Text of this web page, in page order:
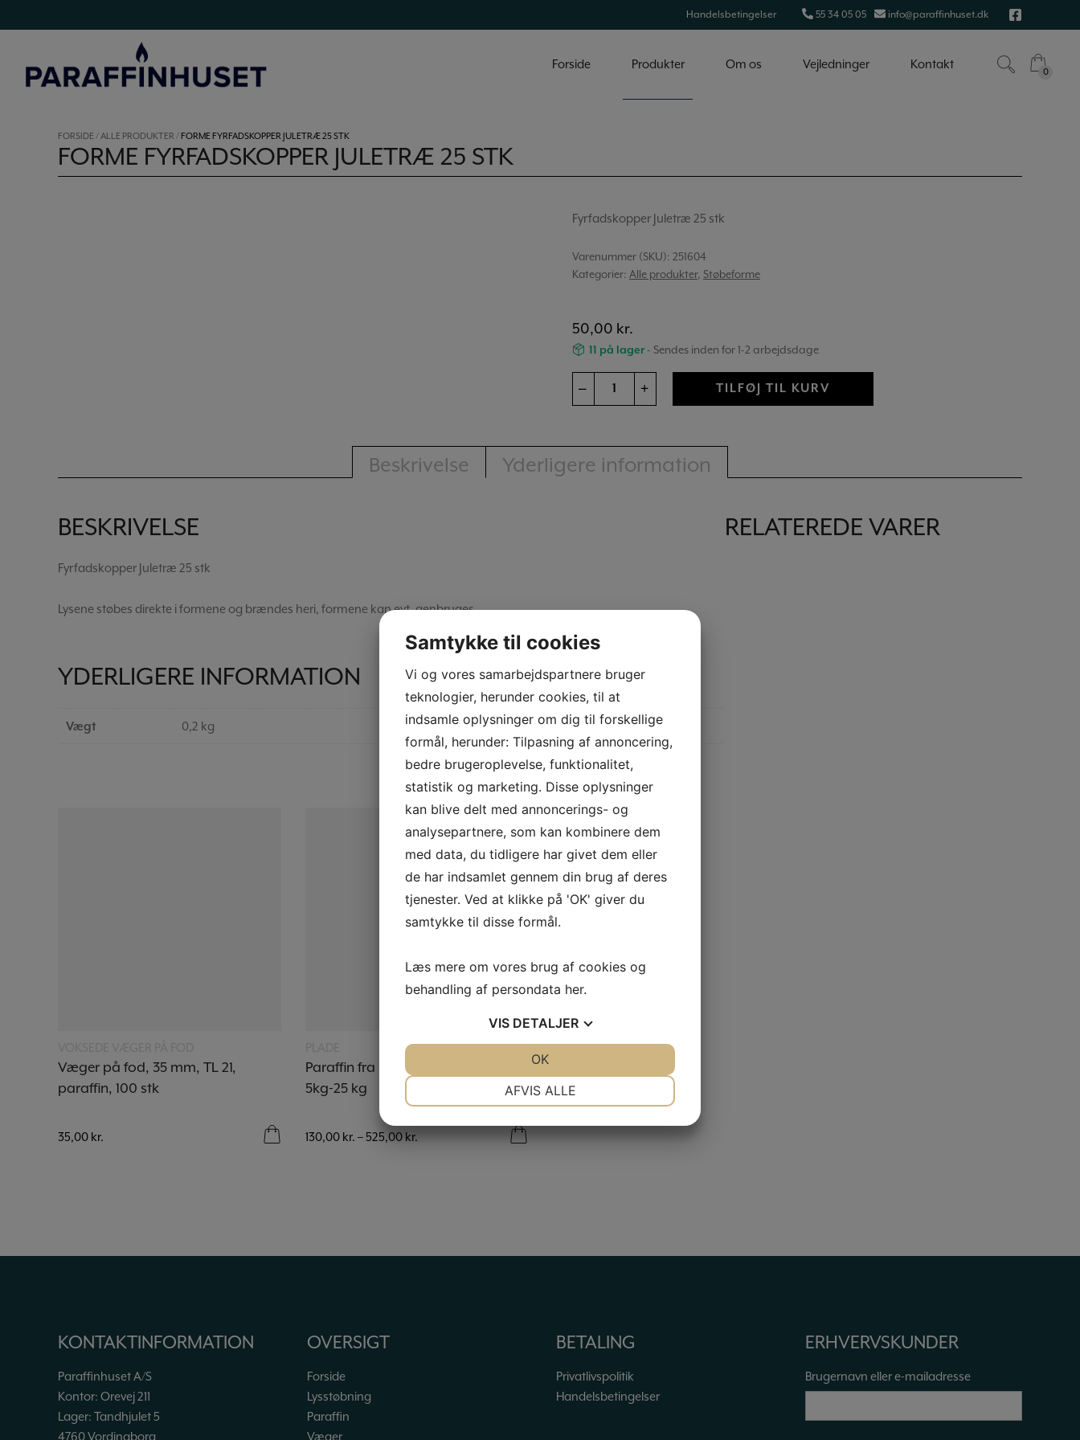
til
Handelsbetingelser 55 34 05 05 info@paraffinhuset.dk
Forside Produkter Om os Vejledninger Kontakt
0
0
FORSIDE/ALLE PRODUKTER /FORME FYRFADSKOPPER JULETRÆ 25 STK
FORME FYRFADSKOPPER JULETRÆ 25 STK
Fyrfadskopper Juletræ 25 stk
Varenummer (SKU): 251604
Kategorier: Alle produkter, Støbeforme
50,00 kr.
11 på lager- Sendes inden for 1-2 arbejdsdage
–
stk
+ TILFØJ TIL KURV
Beskrivelse Yderligere information
BESKRIVELSE
Fyrfadskopper Juletræ 25 stk
Lysene støbes direkte i formene og brændes heri, formene kan evt. genbruges.
YDERLIGERE INFORMATION
Vægt 0,2 kg
RELATEREDE VARER
Væger på fod, 35 mm, TL 21,
paraffin, 100 stk
35,00 kr.
Læs mere
Paraffin fra Kina 56-58 gr. Mængde
5kg-25 kg
130,00 kr. –525,00 kr.
KONTAKTINFORMATION
Paraffinhuset A/S
Kontor: Orevej 211
Lager: Tandhjulet 5
4760 Vordingborg
OVERSIGT
Forside
Lysstøbning
Paraffin
Væger
BETALING
Privatlivspolitik
Handelsbetingelser
ERHVERVSKUNDER
Brugernavn eller e-mailadresse
Samtykke til cookies
Vi og vores samarbejdspartnere bruger
teknologier, herunder cookies, til at
indsamle oplysninger om dig til forskellige
formål, herunder: Tilpasning af annoncering,
bedre brugeroplevelse, funktionalitet,
statistik og marketing. Disse oplysninger
kan blive delt med annoncerings- og
analysepartnere, som kan kombinere dem
med data, du tidligere har givet dem eller
de har indsamlet gennem din brug af deres
tjenester. Ved at klikke på 'OK' giver du
samtykke til disse formål.
Læs mere om vores brug af cookies og
behandling af persondata her.
VIS DETALJER
AFVIS ALLE
OK